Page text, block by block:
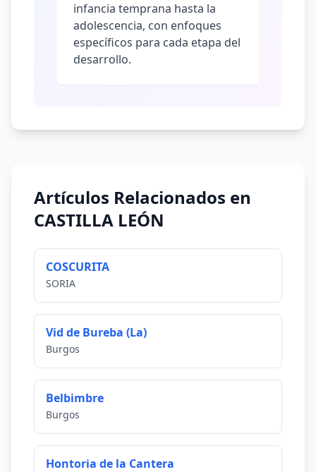
infancia temprana hasta la
adolescencia, con enfoques
específicos para cada etapa del
desarrollo.
Artículos Relacionados en
CASTILLA LEÓN
COSCURITA
SORIA
Vid de Bureba (La)
Burgos
Belbimbre
Burgos
Hontoria de la Cantera